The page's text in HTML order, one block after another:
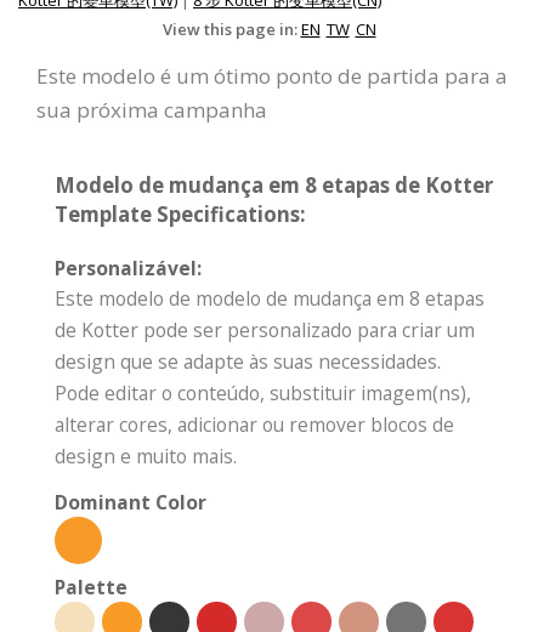
View this page in:EN TW CN
Este modelo é um ótimo ponto de partida para a
sua próxima campanha
Modelo de mudança em 8 etapas de Kotter
Template Specifications:
Personalizável:
Este modelo de modelo de mudança em 8 etapas
de Kotter pode ser personalizado para criar um
design que se adapte às suas necessidades.
Pode editar o conteúdo, substituir imagem(ns),
alterar cores, adicionar ou remover blocos de
design e muito mais.
Dominant Color
Palette